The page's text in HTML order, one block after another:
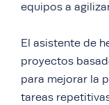
equipos a
El asistente de
proyectos
para mejorar la
tareas